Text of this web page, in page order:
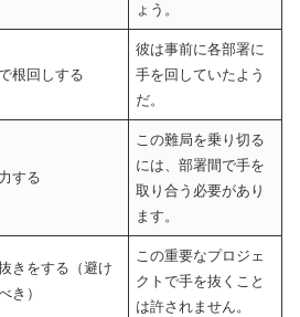
ょう。
根回しする
彼は事前に各部署に
手を回していたよう
だ。
する
この難局を乗り切る
には、部署間で手を
取り合う必要があり
ます。
きをする（避け
き）
この重要なプロジェ
クトで手を抜くこと
は許されません。